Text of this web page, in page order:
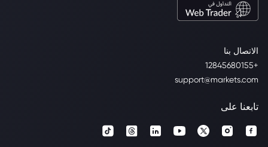
الاتصال بنا
+12845680155
support@markets.com
تابعنا على